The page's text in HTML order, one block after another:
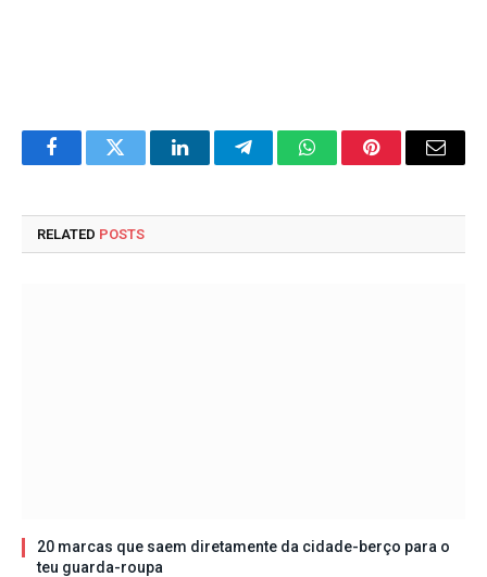
FacebookTwitter LinkedInTelegramWhatsAppPinterestEmail
RELATED POSTS
20 marcas que saem diretamente da cidade-berço para o
teu guarda-roupa